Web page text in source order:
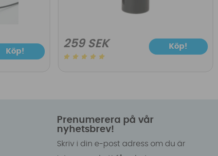
Köp!
259 SEK Köp!
Prenumerera på vår
nyhetsbrev!
Skriv i din e-post adress om du är